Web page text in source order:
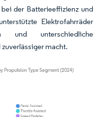
der Batterieeffizienz und
Elektrofahrräder
und unterschiedliche
macht.